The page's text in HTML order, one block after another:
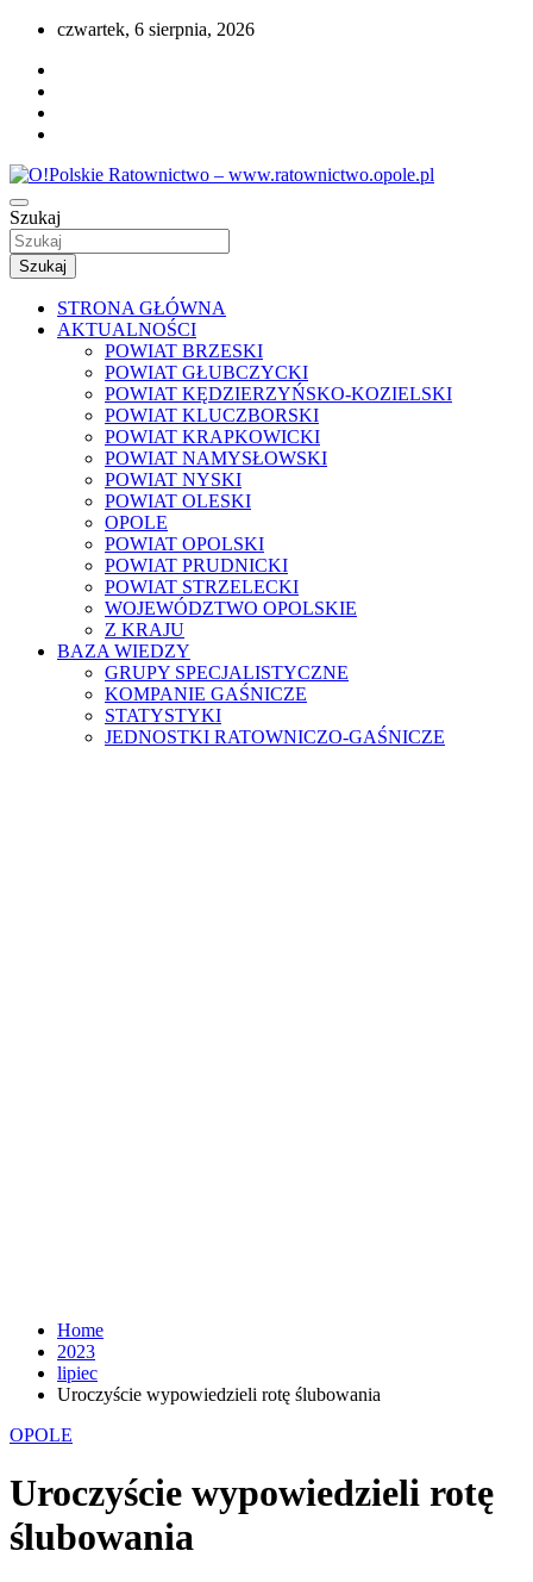
Przejdź
treści
czwartek, 6 sierpnia, 2026
O!Polskie Ratownictwo –
www.ratownictwo.opole.pl
Portal opolskiego i polskiego ratownictwa.
Szukaj
Szukaj
STRONA GŁÓWNA
AKTUALNOŚCI
POWIAT BRZESKI
POWIAT GŁUBCZYCKI
POWIAT KĘDZIERZYŃSKO-KOZIELSKI
POWIAT KLUCZBORSKI
POWIAT KRAPKOWICKI
POWIAT NAMYSŁOWSKI
POWIAT NYSKI
POWIAT OLESKI
OPOLE
POWIAT OPOLSKI
POWIAT PRUDNICKI
POWIAT STRZELECKI
WOJEWÓDZTWO OPOLSKIE
Z KRAJU
BAZA WIEDZY
GRUPY SPECJALISTYCZNE
KOMPANIE GAŚNICZE
STATYSTYKI
JEDNOSTKI RATOWNICZO-GAŚNICZE
Home
2023
lipiec
Uroczyście wypowiedzieli rotę ślubowania
OPOLE
Uroczyście wypowiedzieli rotę
ślubowania